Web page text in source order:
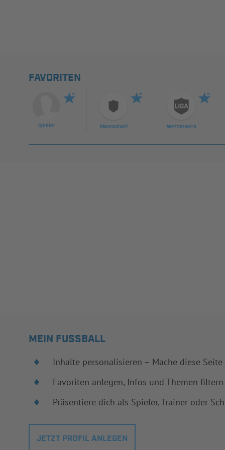
FAVORITEN
Spieler Mannschaft Wettbewerb
MEIN FUSSBALL
Inhalte personalisieren – Mache diese
Favoriten anlegen, Infos und Themen filtern
Präsentiere dich als Spieler, Trainer oder
JETZT PROFIL ANLEGEN